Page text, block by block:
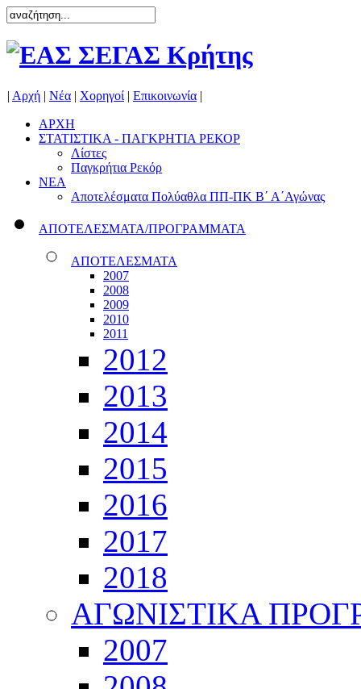
| Αρχή | Νέα | Χορηγοί | Επικοινωνία |
ΑΡΧΗ
ΣΤΑΤΙΣΤΙΚΑ - ΠΑΓΚΡΗΤΙΑ ΡΕΚΟΡ
Λίστες
Παγκρήτια Ρεκόρ
ΝΕΑ
Αποτελέσματα Πολύαθλα ΠΠ-ΠΚ Β΄ Α΄Αγώνας
ΑΠΟΤΕΛΕΣΜΑΤΑ/ΠΡΟΓΡΑΜΜΑΤΑ
ΑΠΟΤΕΛΕΣΜΑΤΑ
2007
2008
2009
2010
2011
2012
2013
2014
2015
2016
2017
2018
ΑΓΩΝΙΣΤΙΚΑ
2007